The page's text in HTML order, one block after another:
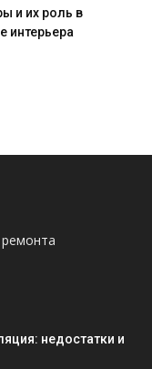
и их роль в
интерьера
недостатки и